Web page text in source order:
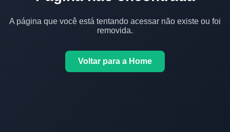
A página que você está tentando acessar não existe ou foi
removida.
Voltar para a Home